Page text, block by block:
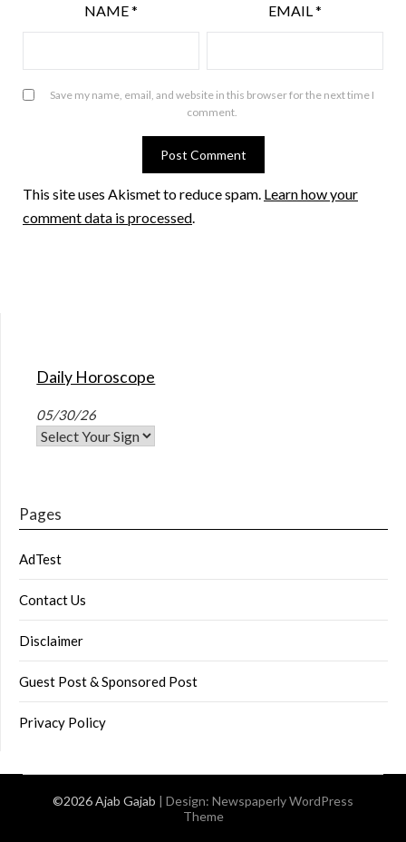
NAME* EMAIL*
Save my name, email, and website in this browser for the next time I
comment.
This site uses Akismet to reduce spam. Learn how your
comment data is processed.
Daily Horoscope
05/30/26
Pages
AdTest
Contact Us
Disclaimer
Guest Post & Sponsored Post
Privacy Policy
©2026 Ajab Gajab | Design: Newspaperly WordPress
Theme